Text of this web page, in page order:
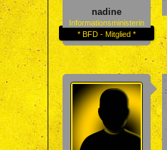
nadine
Informationsministerin
* BFD - Mitglied *